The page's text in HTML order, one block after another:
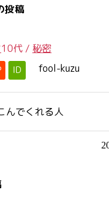
投稿
10代 / 秘密
ID fool-kuzu
んでくれる人